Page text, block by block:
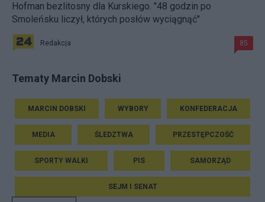
Hofman bezlitosny dla Kurskiego. "48 godzin po
Smoleńsku liczył, których posłów wyciągnąć"
Redakcja 85
Tematy Marcin Dobski
MARCIN DOBSKI WYBORY KONFEDERACJA
MEDIA ŚLEDZTWA PRZESTĘPCZOŚĆ
SPORTY WALKI PIS SAMORZĄD
SEJM I SENAT